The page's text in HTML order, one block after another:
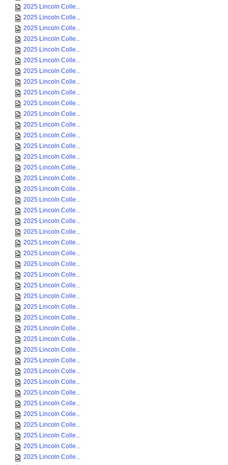
2025 Lincoln Colle...
2025 Lincoln Colle...
2025 Lincoln Colle...
2025 Lincoln Colle...
2025 Lincoln Colle...
2025 Lincoln Colle...
2025 Lincoln Colle...
2025 Lincoln Colle...
2025 Lincoln Colle...
2025 Lincoln Colle...
2025 Lincoln Colle...
2025 Lincoln Colle...
2025 Lincoln Colle...
2025 Lincoln Colle...
2025 Lincoln Colle...
2025 Lincoln Colle...
2025 Lincoln Colle...
2025 Lincoln Colle...
2025 Lincoln Colle...
2025 Lincoln Colle...
2025 Lincoln Colle...
2025 Lincoln Colle...
2025 Lincoln Colle...
2025 Lincoln Colle...
2025 Lincoln Colle...
2025 Lincoln Colle...
2025 Lincoln Colle...
2025 Lincoln Colle...
2025 Lincoln Colle...
2025 Lincoln Colle...
2025 Lincoln Colle...
2025 Lincoln Colle...
2025 Lincoln Colle...
2025 Lincoln Colle...
2025 Lincoln Colle...
2025 Lincoln Colle...
2025 Lincoln Colle...
2025 Lincoln Colle...
2025 Lincoln Colle...
2025 Lincoln Colle...
2025 Lincoln Colle...
2025 Lincoln Colle...
2025 Lincoln Colle...